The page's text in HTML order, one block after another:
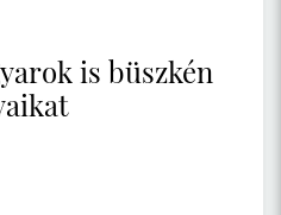
is büszkén